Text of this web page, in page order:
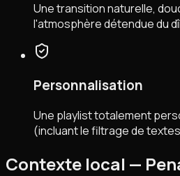
Une transition naturelle,
l'atmosphère détendue du
Personnalisation
Une playlist totalement
(incluant le filtrage de
Contexte local —